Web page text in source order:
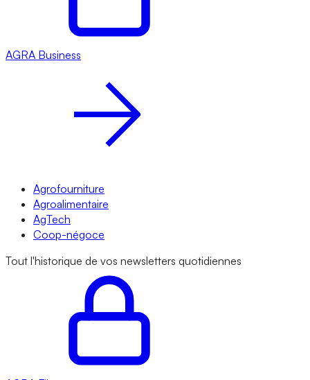
AGRA Business
Agrofourniture
Agroalimentaire
AgTech
Coop-négoce
Tout l'historique de vos newsletters quotidiennes